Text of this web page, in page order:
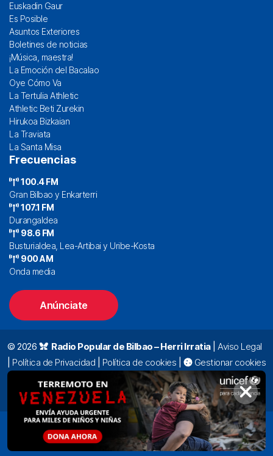
Euskadin Gaur
Es Posible
Asuntos Exteriores
Boletines de noticias
¡Música, maestra!
La Emoción del Bacalao
Oye Cómo Va
La Tertulia Athletic
Athletic Beti Zurekin
Hirukoa Bizkaian
La Traviata
La Santa Misa
Frecuencias
100.4 FM
Gran Bilbao y Enkarterri
107.1 FM
Durangaldea
98.6 FM
Busturialdea, Lea-Artibai y Uribe-Kosta
900 AM
Onda media
Anúnciate
© 2026 Radio Popular de Bilbao – Herri Irratia| Aviso Legal
Política de Privacidad Política de cookies
Gestionar cookies
Alda. Mazarredo, 47 – 7º 48009 Bilbao |
94 423 92 00|
oyentes@radiopopular.com